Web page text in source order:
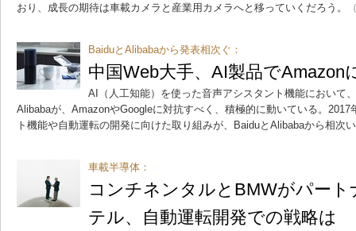
おり、成長の期待は車載カメラと産業用カメラへと移っていくだろう。
BaiduとAlibabaから発表相次ぐ：
中国Web大手、AI製品でAmazon
AI（人工知能）を使った音声アシスタント機能において
Alibabaが、AmazonやGoogleに対抗すべく、積極的に動いている。
ト機能や自動運転の開発に向けた取り組みが、BaiduとAlibabaから相次
車載半導体：
コンチネンタルとBMWがパー
テル、自動運転開発での戦略は